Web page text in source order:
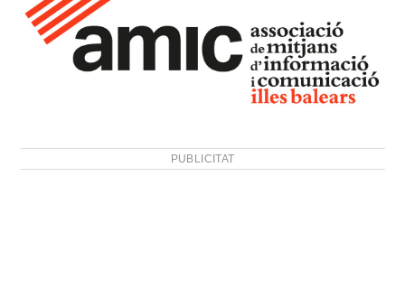
PUBLICITAT